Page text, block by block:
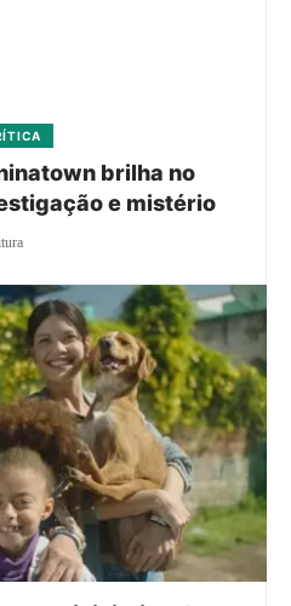
brilha no
e mistério